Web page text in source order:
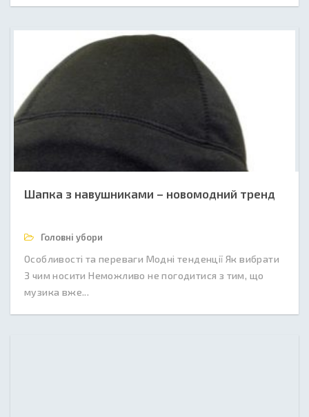
Шапка з навушниками – новомодний тренд
Головні убори
Особливості та переваги Модні тенденції Як вибрати
З чим носити Неможливо не погодитися з тим, що
музика вже...